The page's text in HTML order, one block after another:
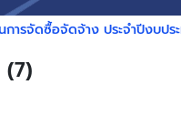
การจัดซื้อจัดจ้าง ประจำปีงบป
(7)